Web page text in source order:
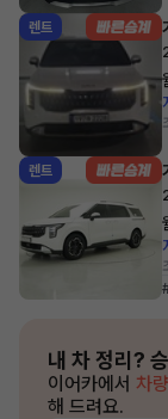
렌트
렌트
내 차 정리?
이어카에서 차
해 드려요.